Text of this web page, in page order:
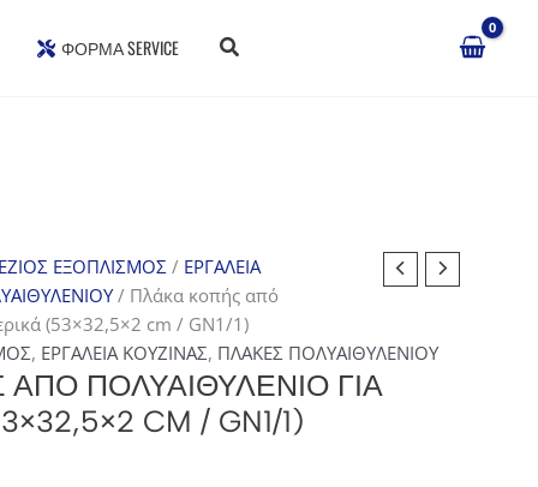
ΦΌΡΜΑ SERVICE
ΕΞΟΠΛΙΣΜΟΣ/ ΕΡΓΑΛΕΙΑ
/ Πλάκα κοπής από
(53×32,5×2 cm / GN1/1)
, ΕΡΓΑΛΕΙΑ ΚΟΥΖΙΝΑΣ, ΠΛΑΚΕΣ ΠΟΛΥΑΙΘΥΛΕΝΙΟΥ
ΠΟΛΥΑΙΘΥΛΈΝΙΟ ΓΙΑ
CM / GN1/1)